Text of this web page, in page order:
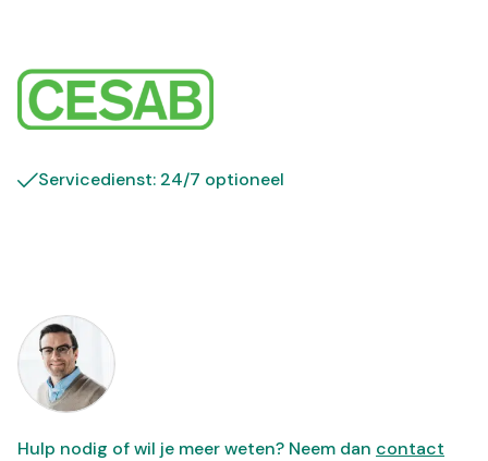
Servicedienst: 24/7 optioneel
Hulp nodig of wil je meer weten? Neem dan contact